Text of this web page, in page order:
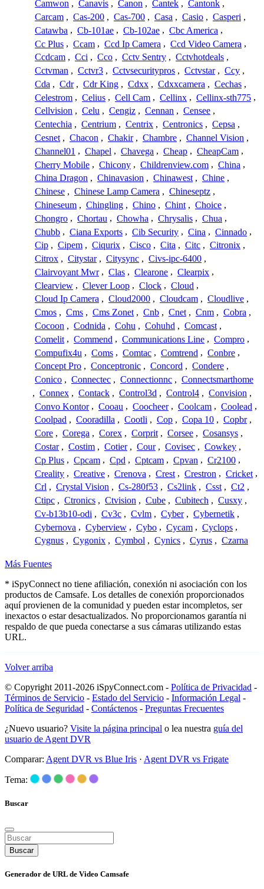
Camwon , Canavis , Canon , Cantek , Cantonk ,
Carcam , Cas-200 , Cas-700 , Casa , Casio , Casperi ,
Catawba , Cb-101ae , Cb-102ae , Cbc America ,
Cc Plus , Ccam , Ccd Ip Camera , Ccd Video Camera ,
Ccdcam , Cci , Cco , Cctv Sentry , Cctvhotdeals ,
Cctvman , Cctvr3 , Cctvsecuritypros , Cctvstar , Ccy ,
Cda , Cdr , Cdr King , Cdxx , Cdxxcamera , Cechas ,
Celestrom , Celius , Cell Cam , Cellinx , Cellinx-sth775 ,
Cellvision , Celu , Cengiz , Cennan , Censee ,
Centechia , Centrium , Centrix , Centronics , Cepsa ,
Cesnet , Chacon , Chakir , Chambre , Channel Vision ,
Channel01 , Chapel , Chavega , Cheap , CheapCam ,
Cherry Mobile , Chicony , Childrenview.com , China ,
China Dragon , Chinavasion , Chinawest , Chine ,
Chinese , Chinese Lamp Camera , Chineseptz ,
Chineseum , Chingling , Chino , Chint , Choice ,
Chongro , Chortau , Chowha , Chrysalis , Chua ,
Chubb , Ciana Exports , Cib Security , Cina , Cinnado ,
Cip , Cipem , Ciqurix , Cisco , Cita , Citc , Citronix ,
Citrox , Citystar , Citysync , Civs-ipc-6400 ,
Clairvoyant Mwr , Clas , Clearone , Clearpix ,
Clearview , Clever Loop , Clock , Cloud ,
Cloud Ip Camera , Cloud2000 , Cloudcam , Cloudlive ,
Cmos , Cms , Cms Zonet , Cnb , Cnet , Cnm , Cobra ,
Cocoon , Codnida , Cohu , Cohuhd , Comcast ,
Comelit , Commend , Communications Line , Compro ,
Compufix4u , Coms , Comtac , Comtrend , Conbre ,
Concept Pro , Conceptronic , Concord , Condere ,
Conico , Connectec , Connectionnc , Connectsmarthome
, Connex , Contack , Control3d , Control4 , Convision ,
Convo Kontor , Cooau , Coocheer , Coolcam , Coolead ,
Coolpad , Cooradilla , Cootli , Cop , Copa 10 , Copbr ,
Core , Corega , Corex , Corprit , Corsee , Cosansys ,
Costar , Costim , Cotier , Cour , Covisec , Cowkey ,
Cp Plus , Cpcam , Cpd , Cptcam , Cpvan , Cr2100 ,
Creality , Creative , Crenova , Crest , Crestron , Cricket ,
Crl , Crystal Vision , Cs-280f53 , Cs2link , Csst , Ct2 ,
Ctipc , Ctronics , Ctvision , Cube , Cubitech , Cusxy ,
Cv-b13b10-odi , Cv3c , Cvlm , Cyber , Cybernetik ,
Cybernova , Cyberview , Cybo , Cycam , Cyclops ,
Cygnus , Cygonix , Cymbol , Cynics , Cyrus , Czarna
Más Fuentes
* iSpyConnect no tiene afiliación, conexión ni asociación con los
productos de Camsafe. Los detalles de conexión proporcionados
aquí provienen de la comunidad y pueden estar incompletos, ser
inexactos o estar desactualizados. No proporcionamos garantía ni
respaldo de que pueda conectarse a sus cámaras utilizando estas
URL.
Volver arriba
© Copyright 2011-2026 iSpyConnect.com - Política de Privacidad -
Términos de Servicio - Estado del Servicio - Información Legal -
Política de Seguridad - Contáctenos - Preguntas Frecuentes
¿Nuevo usuario? Visite la página principal o lea nuestra guía del
usuario de Agent DVR
Comparar: Agent DVR vs Blue Iris · Agent DVR vs Frigate
Tema:
Buscar
Buscar
Generador de URL de Video Camsafe